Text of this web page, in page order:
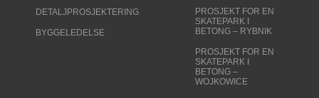
DETALJPROSJEKTERING
BYGGELEDELSE
PROSJEKT FOR EN
SKATEPARK I
BETONG – RYBNIK
PROSJEKT FOR EN
SKATEPARK I
BETONG –
WOJKOWICE